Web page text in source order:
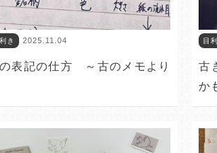
き 2025.11.04
表記の仕方 ～古のメモより
目
古
か